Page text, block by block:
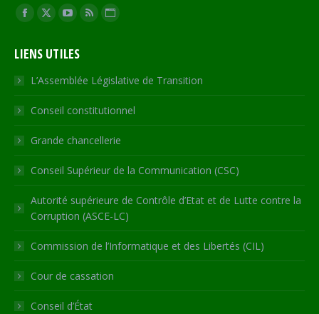
Trouvez nous sur :
Facebook
opens
in
new
window
X
opens
in
new
window
YouTube
opens
in
new
window
RSS
in
new
window
Site
opens
in
new
LIENS UTILES
L’Assemblée Législative de Transition
Conseil constitutionnel
Grande chancellerie
Conseil Supérieur de la Communication (CSC)
Autorité supérieure de Contrôle d’Etat et de Lutte contre la
Corruption (ASCE-LC)
Commission de l’Informatique et des Libertés (CIL)
Cour de cassation
Conseil d’État